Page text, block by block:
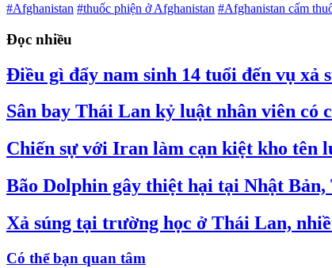
#Afghanistan #thuốc phiện ở Afghanistan #Afghanistan cấm
Đọc nhiều
Điều gì đẩy nam sinh 14 tuổi đến vụ xả
Sân bay Thái Lan kỷ luật nhân viên
Chiến sự với Iran làm cạn kiệt kho tên
Bão Dolphin gây thiệt hại tại Nhật Bản,
Xả súng tại trường học ở Thái Lan,
Có thể bạn quan tâm